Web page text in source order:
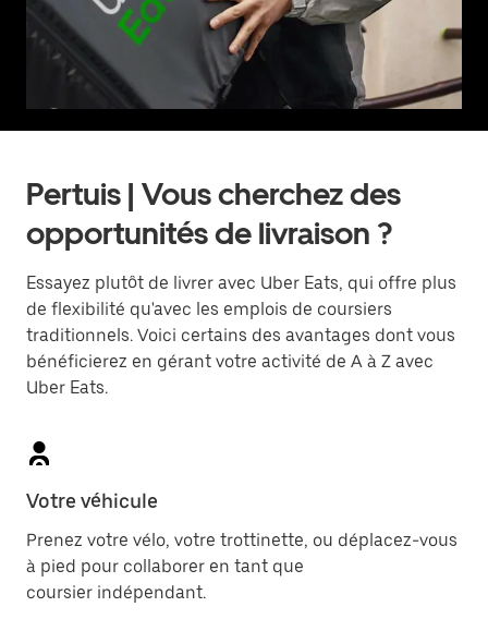
Pertuis | Vous cherchez des
opportunités de livraison ?
Essayez plutôt de livrer avec Uber Eats, qui offre plus
de flexibilité qu'avec les emplois de coursiers
traditionnels. Voici certains des avantages dont vous
bénéficierez en gérant votre activité de A à Z avec
Uber Eats.
Votre véhicule
Prenez votre vélo, votre trottinette, ou déplacez-vous
à pied pour collaborer en tant que
coursier indépendant.